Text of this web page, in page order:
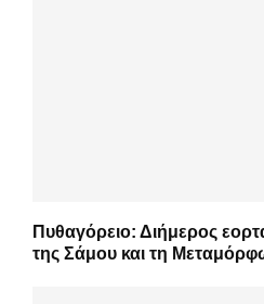
Πυθαγόρειο: Διήμερος
της Σάμου και τη